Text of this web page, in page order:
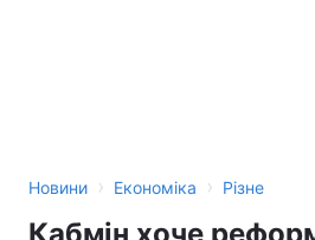
Новини › Економіка › Різне